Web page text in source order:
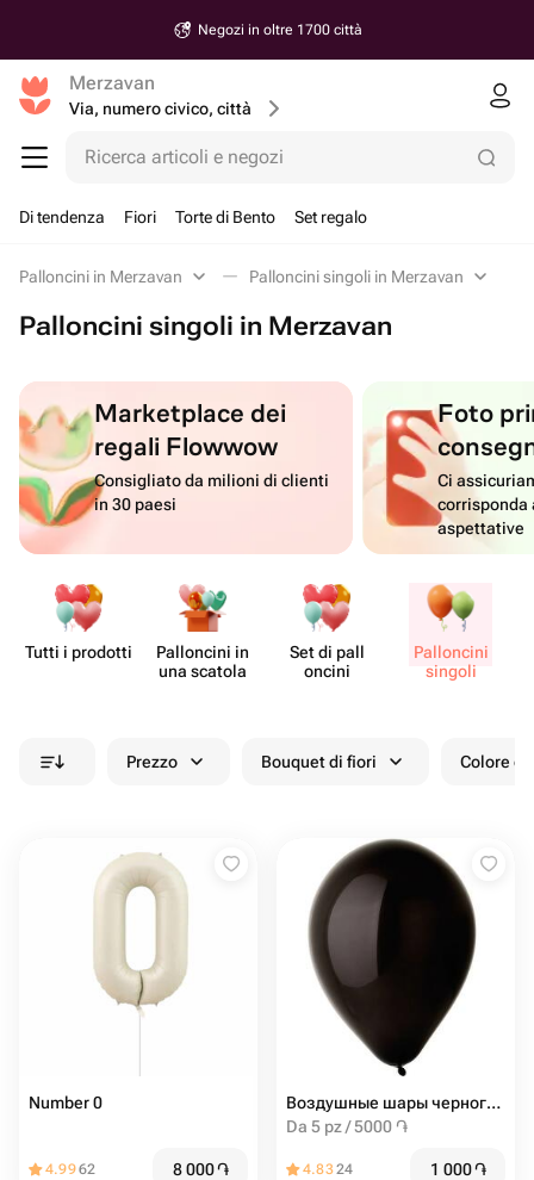
Negozi in oltre 1700 città
Merzavan
Via, numero civico, città
Ricerca articoli e negozi
Di tendenza Fiori Torte di Bento Set regalo
Palloncini in Merzavan Palloncini singoli in Merzavan
Palloncini singoli in Merzavan
Marketplace dei
regali Flowwow
Consigliato da milioni di clienti
in 30 paesi
Foto
Ci
corrisponda
aspettative
Tutti i prodotti
Pall​oncini in
una scatola
Set di pall​
oncini
Pall​oncini
singoli
Prezzo Bouquet di fiori Colore
Number 0
4.9962 8 000֏
Воздушные шары черного цвета
Da 5 pz / 5000 ֏
4.8324 1 000֏